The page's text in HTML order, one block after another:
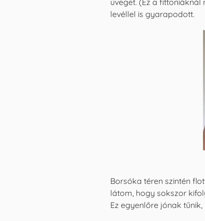
üveget. (Ez a
levéllel is gyarapodott.
Borsóka téren szintén
látom, hogy sokszor
Ez egyenlőre jónak